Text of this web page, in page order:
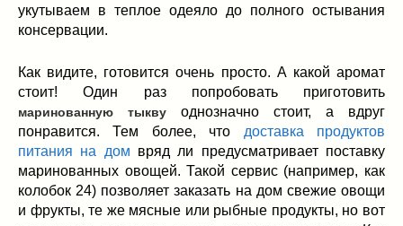
укутываем в теплое одеяло до полного остывания
консервации.
Как видите, готовится очень просто. А какой аромат
стоит! Один раз попробовать приготовить
маринованную тыкву однозначно стоит, а вдруг
понравится. Тем более, что доставка продуктов
питания на дом вряд ли предусматривает поставку
маринованных овощей. Такой сервис (например, как
колобок 24) позволяет заказать на дом свежие овощи
и фрукты, те же мясные или рыбные продукты, но вот